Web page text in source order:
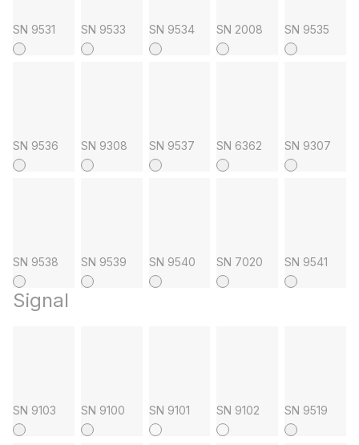
SN 9531 SN 9533 SN 9534 SN 2008 SN 9535
SN 9536 SN 9308 SN 9537 SN 6362 SN 9307
SN 9538 SN 9539 SN 9540 SN 7020 SN 9541
Signal
SN 9103 SN 9100 SN 9101 SN 9102 SN 9519